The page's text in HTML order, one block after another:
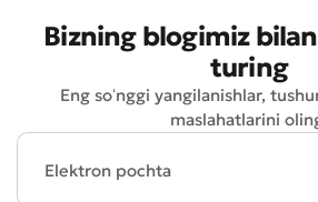
Bizning blogimiz
turing
Eng soʻnggi yangilanishlar,
maslahatlarini